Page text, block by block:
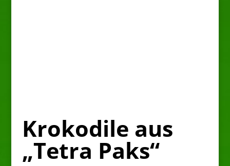
Krokodile aus
„Tetra Paks“